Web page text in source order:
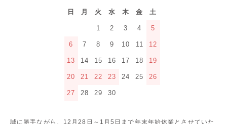
日 月 火 水 木 金 土
1 2 3 4 5
6 7 8 9 10 11 12
13 14 15 16 17 18 19
20 21 22 23 24 25 26
27 28 29 30
誠に勝手ながら、12月28日～1月5日まで年末年始休業とさせていた